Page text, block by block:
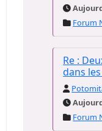
Forum
Re :
dans
Forum